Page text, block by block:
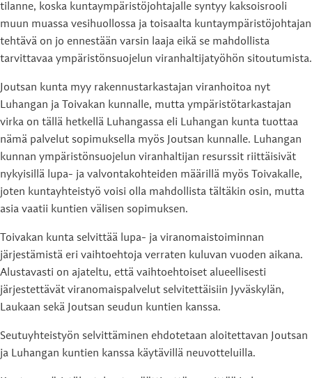
tilanne, koska kuntaympäristöjohtajalle syntyy kaksoisrooli
muun muassa vesihuollossa ja toisaalta kuntaympäristöjohtajan
tehtävä on jo ennestään varsin laaja eikä se mahdollista
tarvittavaa ympäristönsuojelun viranhaltijatyöhön sitoutumista.
Joutsan kunta myy rakennustarkastajan viranhoitoa nyt
Luhangan ja Toivakan kunnalle, mutta ympäristötarkastajan
virka on tällä hetkellä Luhangassa eli Luhangan kunta tuottaa
nämä palvelut sopimuksella myös Joutsan kunnalle. Luhangan
kunnan ympäristönsuojelun viranhaltijan resurssit riittäisivät
nykyisillä lupa- ja valvontakohteiden määrillä myös Toivakalle,
joten kuntayhteistyö voisi olla mahdollista tältäkin osin, mutta
asia vaatii kuntien välisen sopimuksen.
Toivakan kunta selvittää lupa- ja viranomaistoiminnan
järjestämistä eri vaihtoehtoja verraten kuluvan vuoden aikana.
Alustavasti on ajateltu, että vaihtoehtoiset alueellisesti
järjestettävät viranomaispalvelut selvitettäisiin Jyväskylän,
Laukaan sekä Joutsan seudun kuntien kanssa.
Seutuyhteistyön selvittäminen ehdotetaan aloitettavan Joutsan
ja Luhangan kuntien kanssa käytävillä neuvotteluilla.